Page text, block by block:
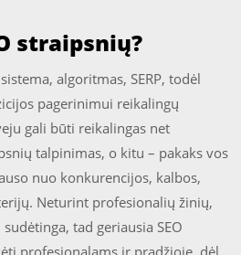
straipsnių?
algoritmas, SERP, todėl
pagerinimui reikalingų
gali būti reikalingas net
talpinimas, o kitu – pakaks vos
nuo konkurencijos, kalbos,
Neturint profesionalių žinių,
tad geriausia SEO
profesionalams ir pradžioje, dėl